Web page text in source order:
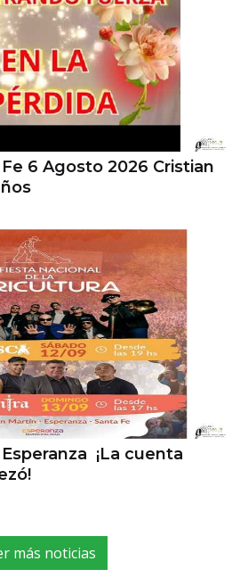
6 Agosto 2026 Cristian
¡La cuenta
más noticias